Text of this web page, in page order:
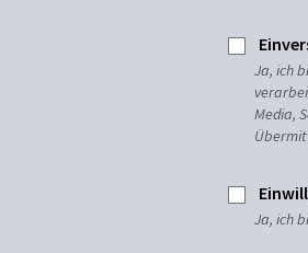
Ja, ich
Media,
Ja, ich